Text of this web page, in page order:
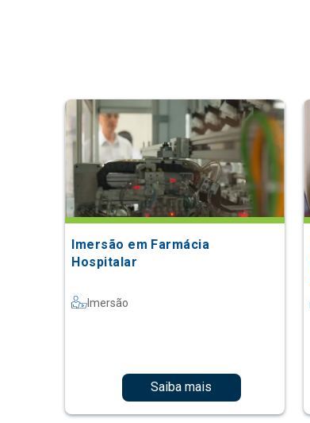
Imersão em Farmácia
Hospitalar
Imersão
Saiba mais